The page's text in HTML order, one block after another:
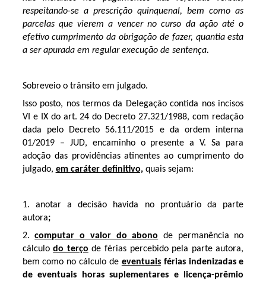
respeitando-se a prescrição quinquenal, bem como as
parcelas que vierem a vencer no curso da ação até o
efetivo cumprimento da obrigação de fazer, quantia esta
a ser apurada em regular execução de sentença.
Sobreveio o trânsito em julgado.
Isso posto, nos termos da Delegação contida nos incisos
VI e IX do art. 24 do Decreto 27.321/1988, com redação
dada pelo Decreto 56.111/2015 e da ordem interna
01/2019 – JUD, encaminho o presente a V. Sa para
adoção das providências atinentes ao cumprimento do
julgado, em caráter definitivo,quais sejam:
1. anotar a decisão havida no prontuário da parte
autora;
2.computar o valor do abono de permanência no
cálculodo terço de férias percebido pela parte autora,
bem como no cálculo de eventuaisférias indenizadas e
de eventuais horas suplementares e licença-prêmio